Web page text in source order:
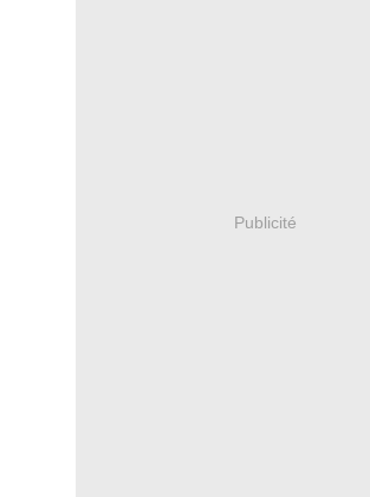
Publicité